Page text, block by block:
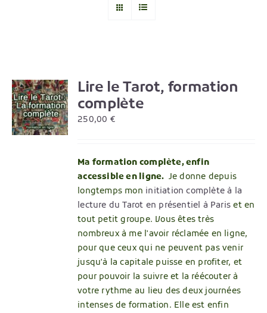
Lire le Tarot, formation
complète
250,00 €
Ma formation complète, enfin
accessible en ligne. Je donne depuis
longtemps mon initiation complète à la
lecture du Tarot en présentiel à Paris et en
tout petit groupe. Vous êtes très
nombreux à me l'avoir réclamée en ligne,
pour que ceux qui ne peuvent pas venir
jusqu'à la capitale puisse en profiter, et
pour pouvoir la suivre et la réécouter à
votre rythme au lieu des deux journées
intenses de formation. Elle est enfin